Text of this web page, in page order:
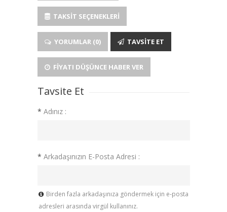
TAKSIT SEÇENEKLERI
YORUMLAR (0) TAVSITE ET
FIYATI DÜŞÜNCE HABER VER
Tavsite Et
* Adınız :
* Arkadaşınızın E-Posta Adresi :
Birden fazla arkadaşınıza göndermek için e-posta
adresleri arasında virgül kullanınız.